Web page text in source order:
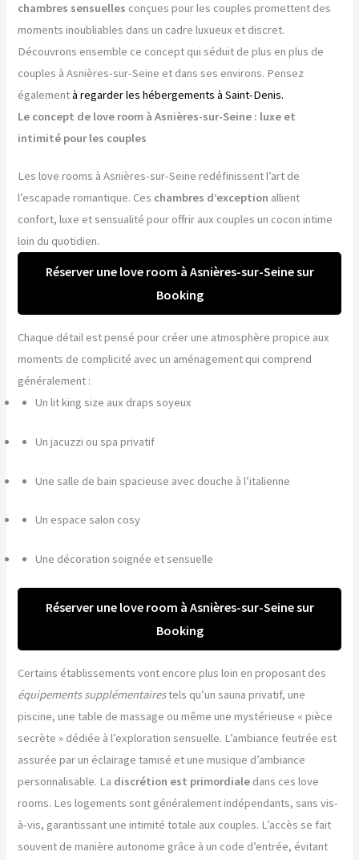
chambres sensuelles conçues pour les couples promettent des
moments inoubliables dans un cadre luxueux et discret.
Découvrons ensemble ce concept qui séduit de plus en plus de
couples à Asnières-sur-Seine et dans ses environs. Pensez
égalementà regarder les hébergements à Saint-Denis.
Le concept de love room à Asnières-sur-Seine : luxe et
intimité pour les couples
Les love rooms à Asnières-sur-Seine redéfinissent l’art de
l’escapade romantique. Ces chambres d’exception allient
confort, luxe et sensualité pour offrir aux couples un cocon intime
loin du quotidien.
Réserver une love room à Asnières-sur-Seine sur
Booking
Chaque détail est pensé pour créer une atmosphère propice aux
moments de complicité avec un aménagement qui comprend
généralement :
Un lit king size aux draps soyeux
Un jacuzzi ou spa privatif
Une salle de bain spacieuse avec douche à l’italienne
Un espace salon cosy
Une décoration soignée et sensuelle
Réserver une love room à Asnières-sur-Seine sur
Booking
Certains établissements vont encore plus loin en proposant des
équipements supplémentairestels qu’un sauna privatif, une
piscine, une table de massage ou même une mystérieuse « pièce
secrète » dédiée à l’exploration sensuelle. L’ambiance feutrée est
assurée par un éclairage tamisé et une musique d’ambiance
personnalisable. La discrétion est primordiale dans ces love
rooms. Les logements sont généralement indépendants, sans vis-
à-vis, garantissant une intimité totale aux couples. L’accès se fait
souvent de manière autonome grâce à un code d’entrée, évitant